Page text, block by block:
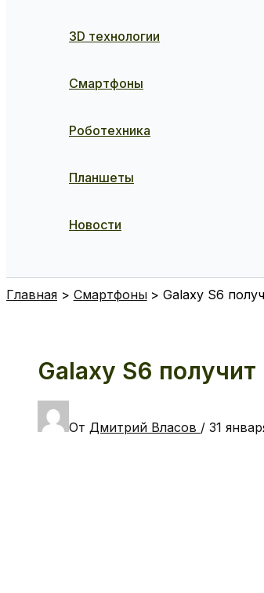
3D технологии
Смартфоны
Роботехника
Планшеты
Новости
Главная Смартфоны Galaxy S6
Galaxy S6
От Дмитрий Власов / 31